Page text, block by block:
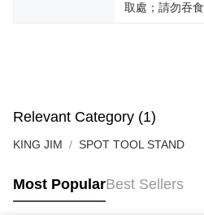
取處；請勿吞
Relevant Category (1)
KING JIM SPOT TOOL STAND
Most PopularBest Sellers